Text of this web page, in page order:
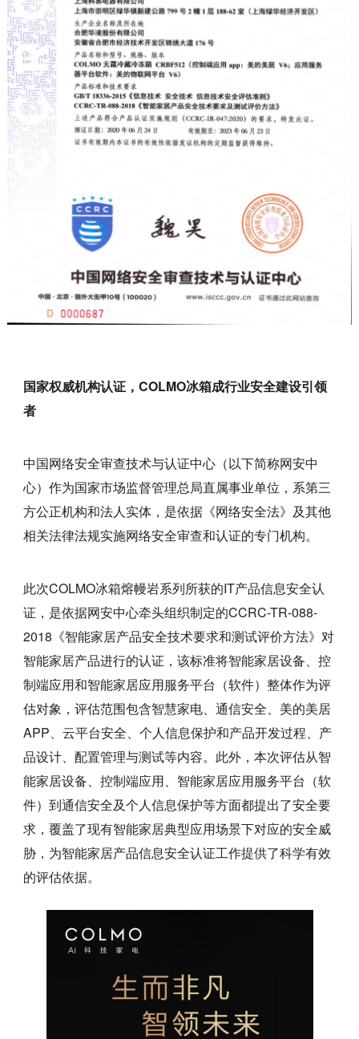
国家权威机构认证，COLMO冰箱成行业安全建设引领
者
中国网络安全审查技术与认证中心（以下简称网安中
心）作为国家市场监督管理总局直属事业单位，系第三
方公正机构和法人实体，是依据《网络安全法》及其他
相关法律法规实施网络安全审查和认证的专门机构。
此次COLMO冰箱熔幔岩系列所获的IT产品信息安全认
证，是依据网安中心牵头组织制定的CCRC-TR-088-
2018《智能家居产品安全技术要求和测试评价方法》对
智能家居产品进行的认证，该标准将智能家居设备、控
制端应用和智能家居应用服务平台（软件）整体作为评
估对象，评估范围包含智慧家电、通信安全、美的美居
APP、云平台安全、个人信息保护和产品开发过程、产
品设计、配置管理与测试等内容。此外，本次评估从智
能家居设备、控制端应用、智能家居应用服务平台（软
件）到通信安全及个人信息保护等方面都提出了安全要
求，覆盖了现有智能家居典型应用场景下对应的安全威
胁，为智能家居产品信息安全认证工作提供了科学有效
的评估依据。